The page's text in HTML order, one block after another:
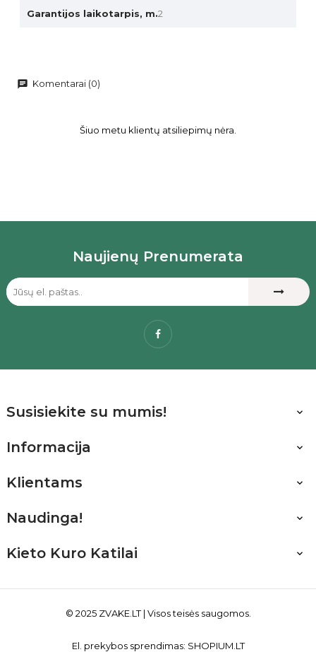
Garantijos laikotarpis, m.2
chat Komentarai (0)
Šiuo metu klientų atsiliepimų nėra.
Naujienų Prenumerata
Facebook
Susisiekite su mumis! 
Informacija 
Klientams 
Naudinga! 
Kieto Kuro Katilai 
© 2025 ZVAKE.LT| Visos teisės saugomos.
El. prekybos sprendimas: SHOPIUM.LT